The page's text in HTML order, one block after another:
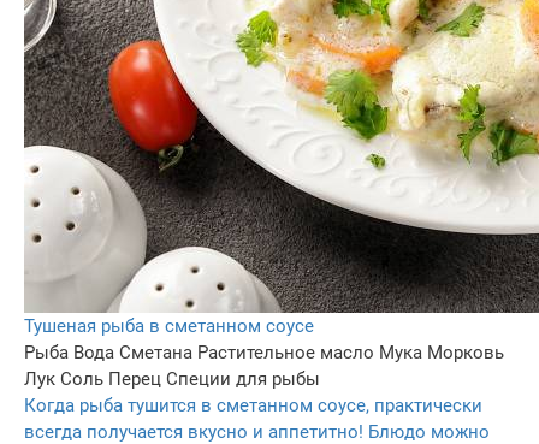
Тушеная рыба в сметанном соусе
Рыба Вода Сметана Растительное масло Мука Морковь
Лук Соль Перец Специи для рыбы
Когда рыба тушится в сметанном соусе, практически
всегда получается вкусно и аппетитно! Блюдо можно